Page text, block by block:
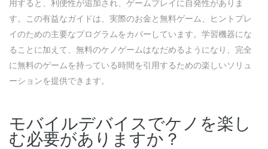
用すると、利便性が追加され、ゲームプレイに自発性がありま
す。この有益なガイドは、実際のお金と無料ゲーム、ヒントプレ
イのための主要なプログラムをカバーしています。学習機器にな
ることに加えて、無料のケノゲームはなだめるようになり、完全
に無料のゲームを持っている時間を引用するための楽しいソリュ
ーションを提供できます。
モバイルデバイスでケノを楽し
む必要がありますか？